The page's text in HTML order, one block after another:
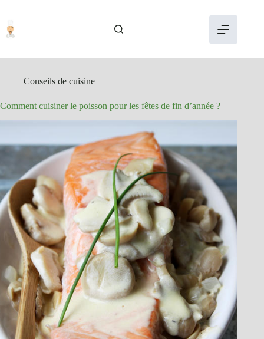
contenu
Conseils de cuisine
Comment cuisiner le poisson pour les fêtes de fin d’année ?